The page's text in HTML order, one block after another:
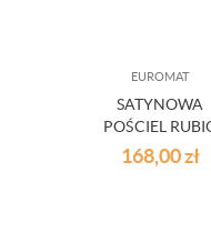
EUROMAT
SATYNOWA
POŚCIEL
COSTA -
CM
168,00zł